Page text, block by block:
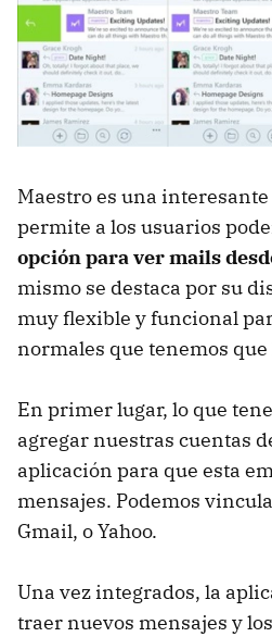
Maestro es una
permite a los usuarios
opción para ver mails
mismo se destaca por su
muy flexible y funcional
normales que tenemos que
En primer lugar, lo que
agregar nuestras cuentas
aplicación para que esta
mensajes. Podemos
Gmail, o Yahoo.
Una vez integrados, la
traer nuevos mensajes y